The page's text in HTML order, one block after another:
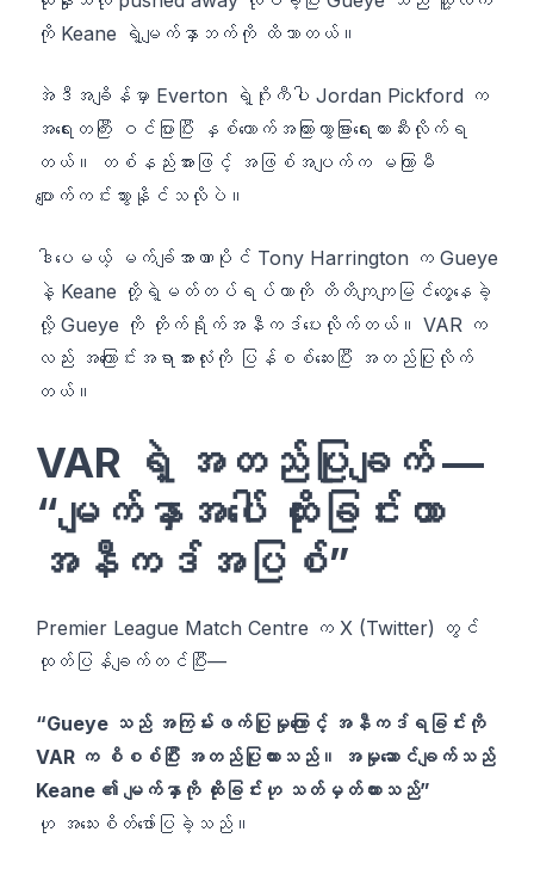
ကို Keane ရဲ့မျက်နှာဘက်ကို ထိသာတယ်။
အဲဒီအချိန်မှာ Everton ရဲ့ဂိုးကီပါ Jordan Pickford က
အရေးတကြီး ဝင်ပြားပြီး နှစ်ယောက်အကြားကွာခြားရေးတားဆီးလိုက်ရ
တယ်။ တစ်နည်းအားဖြင့် အဖြစ်အပျက်က မကြာမီ
ပျောက်ကင်းသွားနိုင်သလိုပဲ။
ဒါပေမယ့် မက်ချ်အာဏာပိုင် Tony Harrington က Gueye
နဲ့ Keane တို့ရဲ့မတ်တပ်ရပ်တာကို တိတိကျကျမြင်တွေ့နေခဲ့
လို့ Gueye ကို တိုက်ရိုက်အနီကဒ်ပေးလိုက်တယ်။ VAR က
လည်း အကြောင်းအရာအားလုံးကို ပြန်စစ်ဆေးပြီး အတည်ပြုလိုက်
တယ်။
VAR ရဲ့ အတည်ပြုချက် —
“မျက်နှာအပေါ် ထိုးခြင်းဟာ
အနီကဒ်အပြစ်”
Premier League Match Centre က X (Twitter) တွင်
ထုတ်ပြန်ချက်တင်ပြီး—
“Gueye သည် အကြမ်းဖက်ပြုမှုကြောင့် အနီကဒ်ရခြင်းကို
VAR က စိစစ်ပြီး အတည်ပြုထားသည်။ အမှုဆောင်ချက်သည်
Keane ၏ မျက်နှာကို ထိုးခြင်းဟု သတ်မှတ်ထားသည်”
ဟု အသေးစိတ်ဖော်ပြခဲ့သည်။